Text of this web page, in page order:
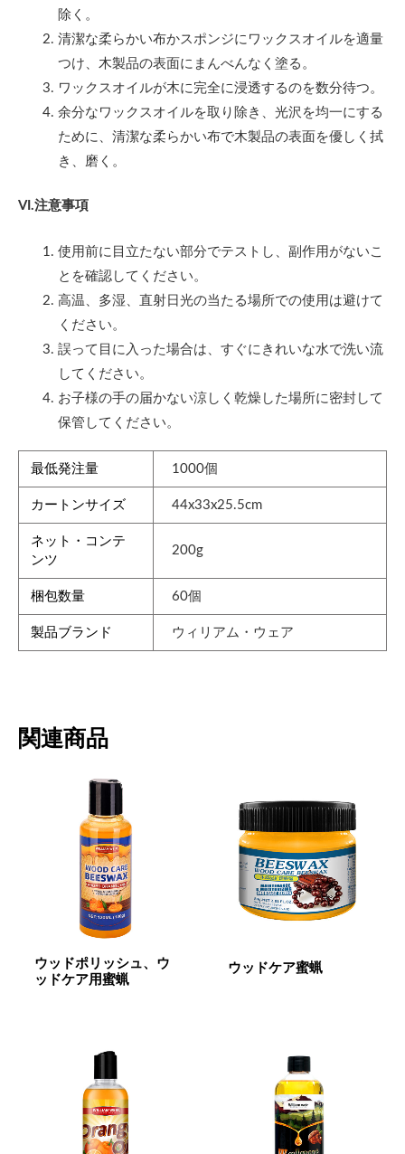
除く。
清潔な柔らかい布かスポンジにワックスオイルを適量
つけ、木製品の表面にまんべんなく塗る。
ワックスオイルが木に完全に浸透するのを数分待つ。
余分なワックスオイルを取り除き、光沢を均一にする
ために、清潔な柔らかい布で木製品の表面を優しく拭
き、磨く。
VI.注意事項
使用前に目立たない部分でテストし、副作用がないこ
とを確認してください。
高温、多湿、直射日光の当たる場所での使用は避けて
ください。
誤って目に入った場合は、すぐにきれいな水で洗い流
してください。
お子様の手の届かない涼しく乾燥した場所に密封して
保管してください。
最低発注量 1000個
カートンサイズ 44x33x25.5cm
ネット・コンテ
ンツ
200g
梱包数量 60個
製品ブランド ウィリアム・ウェア
関連商品
ウッドポリッシュ、ウ
ッドケア用蜜蝋
ウッドケア蜜蝋